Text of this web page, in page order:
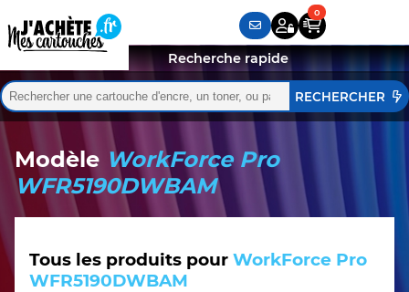
Rechercher :
Quand les résultats de l'auto-complétion sont
Recherche rapide
Modèle WorkForce Pro
WFR5190DWBAM
Tous les produits pour WorkForce Pro
WFR5190DWBAM